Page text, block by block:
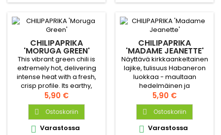
CHILIPAPRIKA
'MORUGA GREEN'
This vibrant green chili is
extremely hot, delivering
intense heat with a fresh,
crisp profile. Its earthy,
tangy flavor balances the
fiery kick, making it perfect
for hot sauces or spicy
dishes.
Hinta
5,90 €
 Ostoskoriin
 Varastossa
CHILIPAPRIKA
'MADAME JEANETTE'
Näyttävä kirkkaankeltainen
lajike, tulisuus Habaneron
luokkaa - maultaan
hedelmäinen ja
aavistuksen makea. Sopii
monenlaiseen
ruuanlaittoon. Satoisa
lajike.
Hinta
5,90 €
 Ostoskoriin
 Varastossa